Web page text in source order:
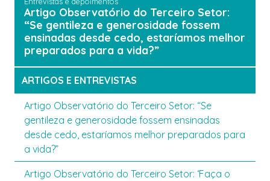
Artigo Observatório do Terceiro Setor:
“Se gentileza e generosidade fossem
ensinadas desde cedo, estaríamos melhor
preparados para a vida?”
ARTIGOS E ENTREVISTAS
Artigo Observatório do Terceiro Setor: “Se
gentileza e generosidade fossem ensinadas
desde cedo, estaríamos melhor preparados para
a vida?”
Artigo Observatório do Terceiro Setor: ‘Faça o